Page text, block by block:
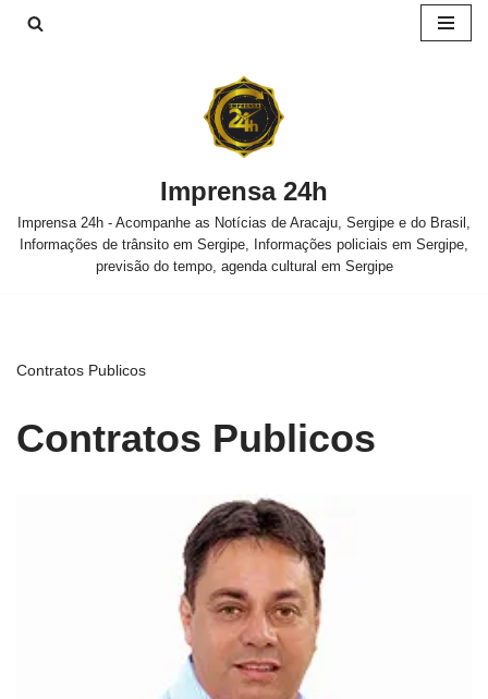
Imprensa 24h
Imprensa 24h - Acompanhe as Notícias de Aracaju, Sergipe e do Brasil,
Informações de trânsito em Sergipe, Informações policiais em Sergipe,
previsão do tempo, agenda cultural em Sergipe
Contratos Publicos
Contratos Publicos